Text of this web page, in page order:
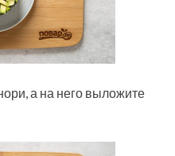
а на него выложите